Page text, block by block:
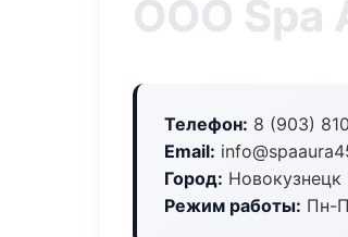
ООО Spa
Телефон: 8 (903)
Email:
Город: Новокузнецк
Режим работы: Пн-